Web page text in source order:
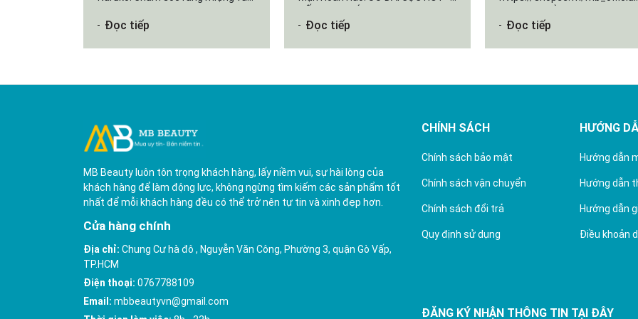
Đọc tiếp
đau...
Đọc tiếp
10% tối đa 40K đơn từ 250K
100K đơn...
Đọc tiếp
MB Beauty luôn tôn trọng khách hàng, lấy niềm vui, sự hài lòng của
khách hàng để làm động lực, không ngừng tìm kiếm các sản phẩm tốt
nhất để mỗi khách hàng đều có thể trở nên tự tin và xinh đẹp hơn.
Cửa hàng chính
Địa chỉ: Chung Cư hà đô , Nguyễn Văn Công, Phường 3, quận Gò Vấp,
TP.HCM
Điện thoại: 0767788109
Email: mbbeautyvn@gmail.com
CHÍNH SÁCH
Chính sách bảo mật
Chính sách vận chuyển
Chính sách đổi trả
Quy định sử dụng
HƯỚNG
Hướng dẫn
Hướng dẫn
Hướng dẫn
Điều khoản
ĐĂNG KÝ NHẬN THÔNG TIN TẠI ĐÂY